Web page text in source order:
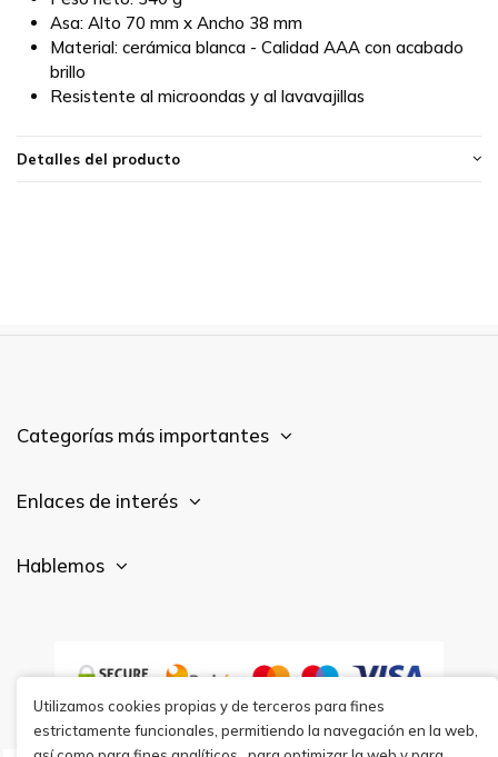
Asa: Alto 70 mm x Ancho 38 mm
Material: cerámica blanca - Calidad AAA con acabado
brillo
Resistente al microondas y al lavavajillas
Detalles del producto
Categorías más importantes
Enlaces de interés
Hablemos
Utilizamos cookies propias y de terceros para fines
estrictamente funcionales, permitiendo la navegación en la web,